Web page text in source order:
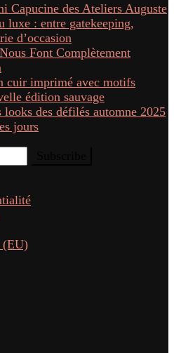
Capucine des Ateliers Auguste
luxe : entre gatekeeping,
d’occasion
Font Complètement
cuir imprimé avec motifs
édition sauvage
looks des défilés automne 2025
jours
(EU)